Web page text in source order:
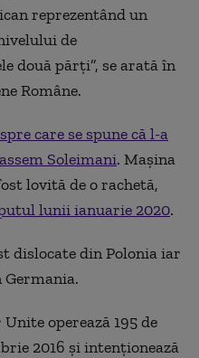
reprezentând un
de
două părți”, se arată în
Române.
care se spune că l-a
Soleimani. Mașina
lovită de o rachetă,
lunii ianuarie 2020.
dislocate din Polonia iar
operează 195 de
2016 și intenționează